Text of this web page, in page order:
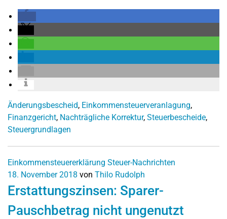
Änderungsbescheid, Einkommensteuerveranlagung,
Finanzgericht, Nachträgliche Korrektur, Steuerbescheide,
Steuergrundlagen
Einkommensteuererklärung Steuer-Nachrichten
18. November 2018 von Thilo Rudolph
Erstattungszinsen: Sparer-
Pauschbetrag nicht ungenutzt